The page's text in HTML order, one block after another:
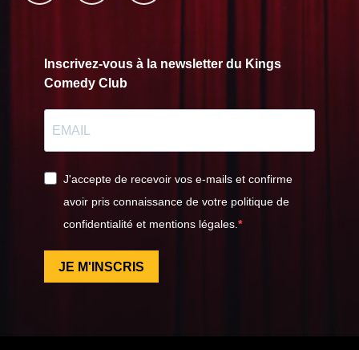
Inscrivez-vous à la newsletter du Kings
Comedy Club
J'accepte de recevoir vos e-mails et confirme
avoir pris connaissance de votre politique de
confidentialité et mentions légales.
JE M'INSCRIS